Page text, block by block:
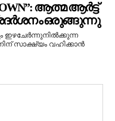
DOWN”: ആത്മ ആർട്ട്
ഒരുങ്ങുന്നു
ഇഴചേർന്നുനിൽക്കുന്ന
സാക്ഷ്യം വഹിക്കാൻ